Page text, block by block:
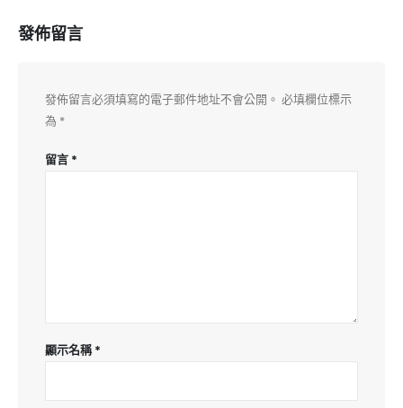
發佈留言
發佈留言必須填寫的電子郵件地址不會公開。 必填欄位標示
為 *
留言 *
顯示名稱*